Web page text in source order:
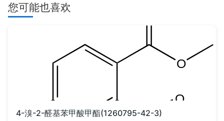
您可能也喜欢
4-溴-2-醛基苯甲酸甲酯(1260795-42-3)